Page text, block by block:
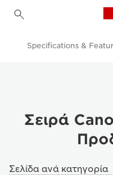
Σειρά
Σελίδα ανά κατηγορία